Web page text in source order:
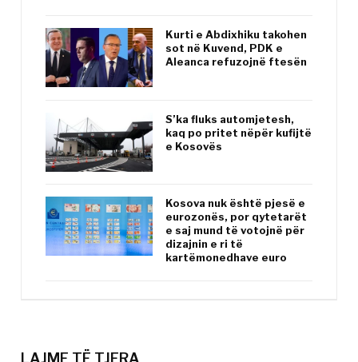
Kurti e Abdixhiku takohen
sot në Kuvend, PDK e
Aleanca refuzojnë ftesën
S’ka fluks automjetesh,
kaq po pritet nëpër kufijtë
e Kosovës
Kosova nuk është pjesë e
eurozonës, por qytetarët
e saj mund të votojnë për
dizajnin e ri të
kartëmonedhave euro
LAJME TË TJERA